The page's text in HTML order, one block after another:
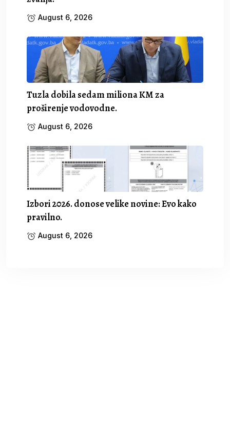
August 6, 2026
Tuzla dobila sedam miliona KM za
proširenje vodovodne.
August 6, 2026
Izbori 2026. donose velike novine: Evo kako
pravilno.
August 6, 2026